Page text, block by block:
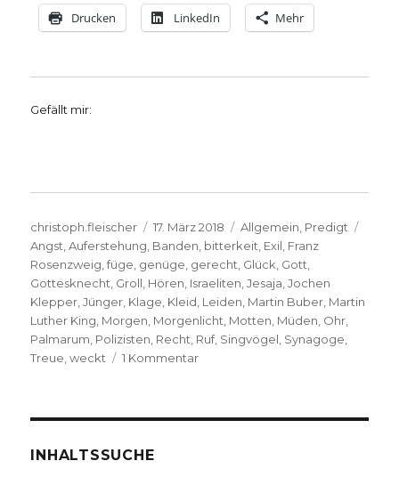
Drucken LinkedIn Mehr
Gefällt mir:
Autor
christoph.fleischer
Veröffentlicht
am
17. März 2018 Kategorien
Allgemein, Predigt
Angst,Auferstehung, Banden, bitterkeit, Exil, Franz
Rosenzweig,füge, genüge, gerecht, Glück, Gott,
Gottesknecht, Groll, Hören, Israeliten,Jesaja,Jochen
Klepper,Jünger, Klage, Kleid, Leiden, Martin Buber, Martin
Luther King, Morgen, Morgenlicht, Motten, Müden, Ohr,
Palmarum, Polizisten, Recht, Ruf, Singvögel, Synagoge,
Treue,weckt 1 Kommentarzu
INHALTSSUCHE